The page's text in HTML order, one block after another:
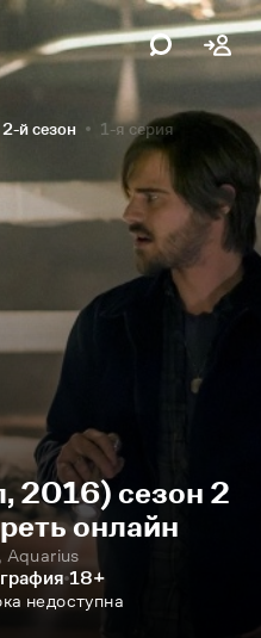
2-й сезон 1-я серия
2016) сезон 2
онлайн
Aquarius
18+
недоступна